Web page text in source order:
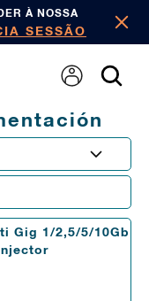
À NOSSA
SESSÃO
Gig 1/2,5/5/10Gb